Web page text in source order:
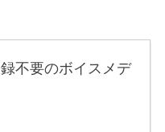
不要のボイスメデ